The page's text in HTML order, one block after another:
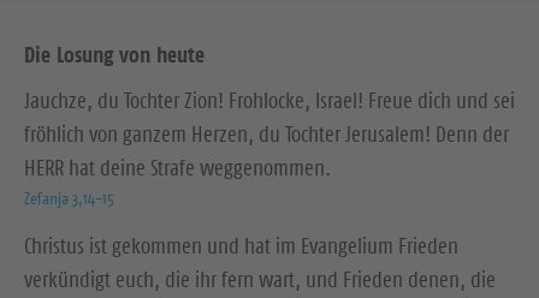
Die Losung von heute
Jauchze, du Tochter Zion! Frohlocke, Israel! Freue dich und sei
fröhlich von ganzem Herzen, du Tochter Jerusalem! Denn der
HERR hat deine Strafe weggenommen.
Zefanja 3,14-15
Christus ist gekommen und hat im Evangelium Frieden
verkündigt euch, die ihr fern wart, und Frieden denen, die